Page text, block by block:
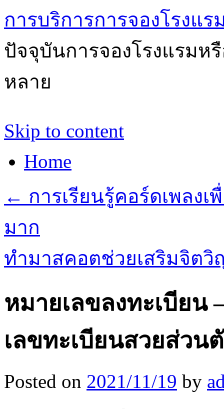
การบริการการจองโรงแ
ปัจจุบันการจองโรงแรมห
หลาย
Skip to content
Home
← การเรียนรู้คอร์ดเพลง
มาก
ทำมาสคอตช่วยเสริมจิต
หมายเลขลงทะเบียน
เลขทะเบียนสวยส่วน
Posted on 2021/11/19 by